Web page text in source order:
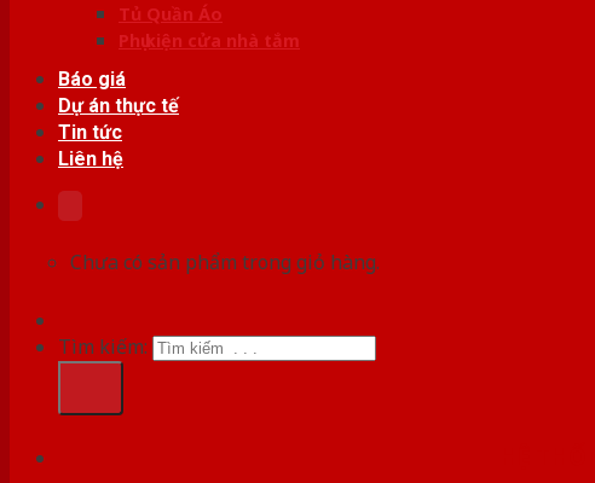
Tủ Quần Áo
Phụ kiện cửa nhà tắm
Báo giá
Dự án thực tế
Tin tức
Liên hệ
Chưa có sản phẩm trong giỏ hàng.
Tìm kiếm: